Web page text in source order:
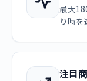
最大
り時を
注目